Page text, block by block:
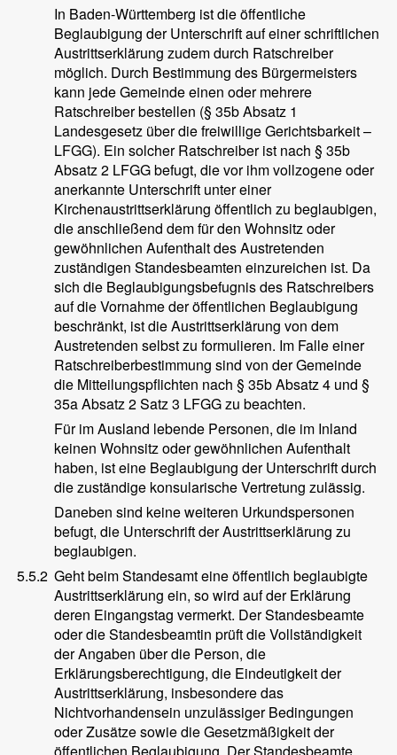
In Baden-Württemberg ist die öffentliche
Beglaubigung der Unterschrift auf einer schriftlichen
Austrittserklärung zudem durch Ratschreiber
möglich. Durch Bestimmung des Bürgermeisters
kann jede Gemeinde einen oder mehrere
Ratschreiber bestellen (§ 35b Absatz 1
Landesgesetz über die freiwillige Gerichtsbarkeit –
LFGG). Ein solcher Ratschreiber ist nach § 35b
Absatz 2 LFGG befugt, die vor ihm vollzogene oder
anerkannte Unterschrift unter einer
Kirchenaustrittserklärung öffentlich zu beglaubigen,
die anschließend dem für den Wohnsitz oder
gewöhnlichen Aufenthalt des Austretenden
zuständigen Standesbeamten einzureichen ist. Da
sich die Beglaubigungsbefugnis des Ratschreibers
auf die Vornahme der öffentlichen Beglaubigung
beschränkt, ist die Austrittserklärung von dem
Austretenden selbst zu formulieren. Im Falle einer
Ratschreiberbestimmung sind von der Gemeinde
die Mitteilungspflichten nach § 35b Absatz 4 und §
35a Absatz 2 Satz 3 LFGG zu beachten.
Für im Ausland lebende Personen, die im Inland
keinen Wohnsitz oder gewöhnlichen Aufenthalt
haben, ist eine Beglaubigung der Unterschrift durch
die zuständige konsularische Vertretung zulässig.
Daneben sind keine weiteren Urkundspersonen
befugt, die Unterschrift der Austrittserklärung zu
beglaubigen.
5.5.2 Geht beim Standesamt eine öffentlich beglaubigte
Austrittserklärung ein, so wird auf der Erklärung
deren Eingangstag vermerkt. Der Standesbeamte
oder die Standesbeamtin prüft die Vollständigkeit
der Angaben über die Person, die
Erklärungsberechtigung, die Eindeutigkeit der
Austrittserklärung, insbesondere das
Nichtvorhandensein unzulässiger Bedingungen
oder Zusätze sowie die Gesetzmäßigkeit der
öffentlichen Beglaubigung. Der Standesbeamte